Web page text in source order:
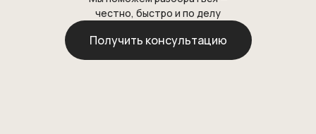
честно, быстро и по делу
Получить консультацию
Бухгалтерское сопровождение и аудит
Операционная и административная поддержка
Подготовка ВЭД-контрактов и legal opinion
Сопровождение сделок M&A